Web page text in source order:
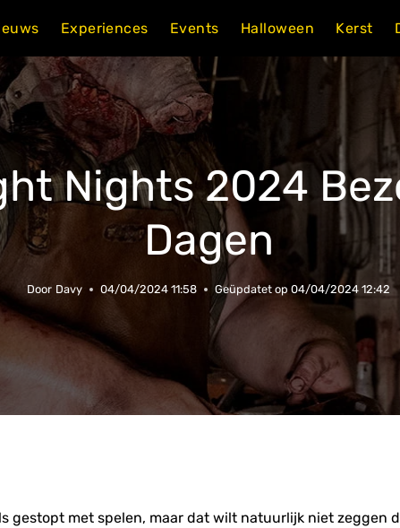
Experiences Events Halloween Kerst
Nights 2024
Dagen
Door Davy 04/04/2024 11:58 Geüpdatet op 04/04/2024 12:42
gestopt met spelen, maar dat wilt natuurlijk niet zeggen